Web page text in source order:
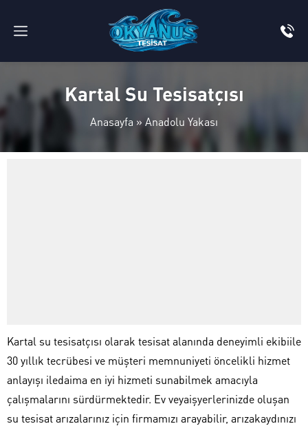
Kartal Su Tesisatçısı
Anasayfa » Anadolu Yakası
Kartal su tesisatçısı olarak tesisat alanında deneyimli ekibiile
30 yıllık tecrübesi ve müşteri memnuniyeti öncelikli hizmet
anlayışı iledaima en iyi hizmeti sunabilmek amacıyla
çalışmalarını sürdürmektedir. Ev veyaişyerlerinizde oluşan
su tesisat arızalarınız için firmamızı arayabilir, arızakaydınızı